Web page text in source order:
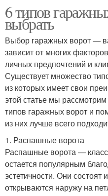
6 типов
выбрать
Выбор гаражных ворот —
зависит от многих
личных предпочтений и
Существует множество
из которых имеет свои
этой статье мы
типов гаражных ворот и
из них лучше всего
1. Распашные ворота
Распашные ворота —
остается популярным
эстетичности. Они состоят
открываются наружу на